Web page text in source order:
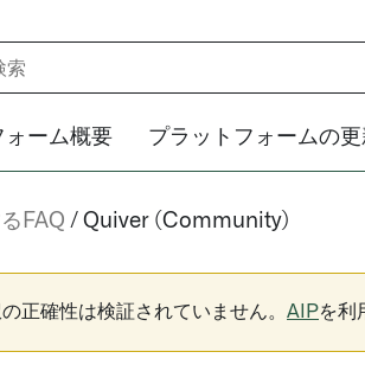
ォーム概要 プラットフォームの
FAQ Quiver (Community)
正確性は検証されていません。 AIPを利